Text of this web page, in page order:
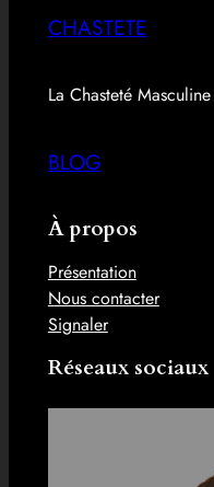
CHASTETE
La Chasteté
BLOG
À propos
Présentation
Nous contacter
Signaler
Réseaux sociaux